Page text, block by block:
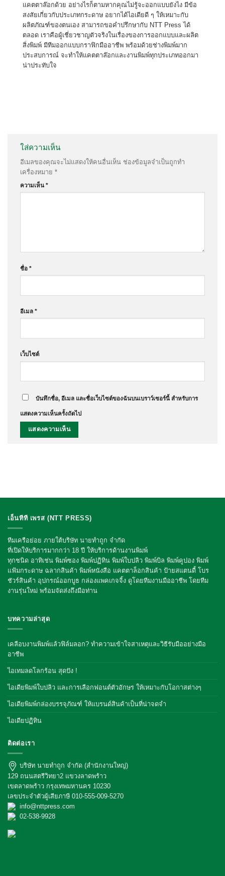
แคตตาล๊อกด้วย อย่างไรก็ตามหากคุณไม่รู้จะออกแบบยังไง มีข้อ
สงสัยเกี่ยวกับประเภทกระดาษ อยากได้ไอเดียดี ๆ ให้เหมาะกับ
ผลิตภัณฑ์ของตนเอง สามารถขอคำปรึกษากับ NTT Press ได้
ตลอด เราคือผู้เชี่ยวชาญตัวจริงในเรื่องของการออกแบบและผลิต
สิ่งพิมพ์ มีทีมออกแบบกราฟิกมืออาชีพ พร้อมด้วยช่างพิมพ์มาก
ประสบการณ์ จะทำให้แคตตาล๊อกและงานพิมพ์ทุกประเภทออกมา
น่าประทับใจ
ใส่ความเห็น
อีเมลของคุณจะไม่แสดงให้คนอื่นเห็น ช่องข้อมูลจำเป็นถูกทำ
เครื่องหมาย *
ความเห็น *
ชื่อ *
อีเมล *
เว็บไซต์
บันทึกชื่อ, อีเมล และชื่อเว็บไซต์ของฉันบนเบราว์เซอร์นี้ สำหรับการ
แสดงความเห็นครั้งถัดไป
เอ็นทีที เพรส (NTT PRESS)
ทีมเครือย่อย ภายใต้บริษัท นายทำถูก จำกัด
ที่เปิดให้บริการมากกว่า 18 ปี ให้บริการด้านงานพิมพ์
ทุกชนิด อาทิเช่น พิมพ์ซอง พิมพ์ปฏิทิน พิมพ์ใบปลิว พิมพ์บิล พิมพ์คูปอง พิมพ์
แฟ้มกระดาษ ฉลากสินค้า พิมพ์หนังสือ แคตตาล็อกสินค้า ป้ายสแตนดี้ โบร
ชัวร์สินค้า อุปกรณ์ออกบูธ กล่องแพคเกจจิ้ง ดูโดยทีมงานมืออาชีพ โดยทีม
งานรุ่นใหม่ พร้อมจัดส่งถึงมือท่าน
บทความล่าสุด
เคลือบงานพิมพ์แล้วฟิล์มลอก? ทำความเข้าใจสาเหตุและวิธีรับมืออย่างมือ
อาชีพ
ไอเทมลดโลกร้อน สุดปัง !
ไอเดียพิมพ์ใบปลิว และการเลือกฟอนต์ตัวอักษร ให้เหมาะกับโอกาสต่างๆ
ไอเดียพิมพ์กล่องบรรจุภัณฑ์ ให้แบรนด์สินค้าเป็นที่น่าจดจำ
ไอเดียปฏิทิน
ติดต่อเรา
บริษัท นายทำถูก จำกัด (สำนักงานใหญ่)
129 ถนนสตรีวิทยา2 แขวงลาดพร้าว
เขตลาดพร้าว กรุงเทพมหานคร 10230
เลขประจำตัวผู้เสียภาษี 010-555-009-5270
info@nttpress.com
02-538-9928